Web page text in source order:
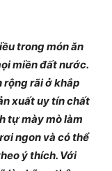
trong món ăn
miền đất nước.
rộng rãi ở khắp
xuất uy tín chất
tự mày mò làm
ngon và có thể
ý thích. Với